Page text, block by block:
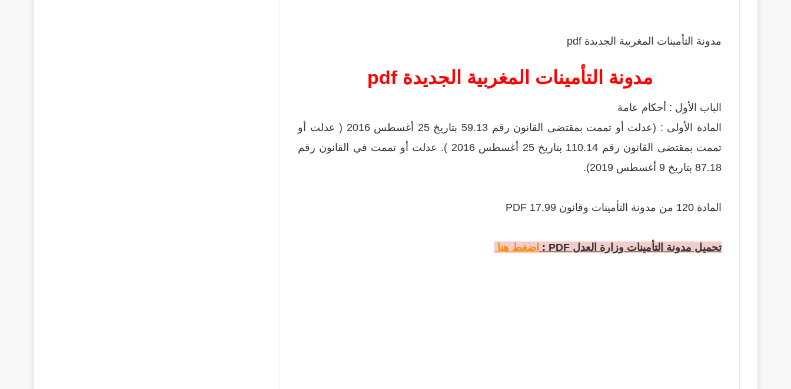
مدونة التأمينات المغربية الجديدة pdf
مدونة التأمينات المغربية الجديدة pdf
الباب الأول : أحكام عامة
المادة الأولى : (عدلت أو تممت بمقتضى القانون رقم 59.13 بتاريخ 25 أغسطس 2016 ( عدلت أو
تممت بمقتضى القانون رقم 110.14 بتاريخ 25 أغسطس 2016 ). عدلت أو تممت في القانون رقم
87.18 بتاريخ 9 أغسطس 2019).
المادة 120 من مدونة التأمينات وقانون 17.99 PDF
تحميل مدونة التأمينات وزارة العدل PDF : اضغط هنا